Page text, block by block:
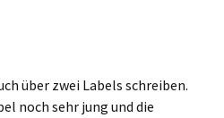
über zwei Labels schreiben.
noch sehr jung und die